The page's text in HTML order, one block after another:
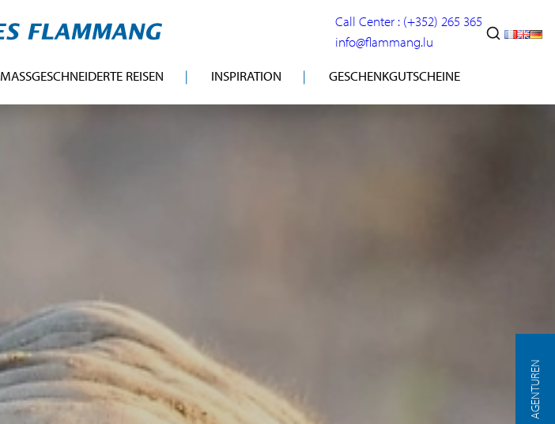
Call Center : (+352) 265 365
info@flammang.lu
AGENTUREN
MASSGESCHNEIDERTE REISEN INSPIRATION GESCHENKGUTSCHEINE